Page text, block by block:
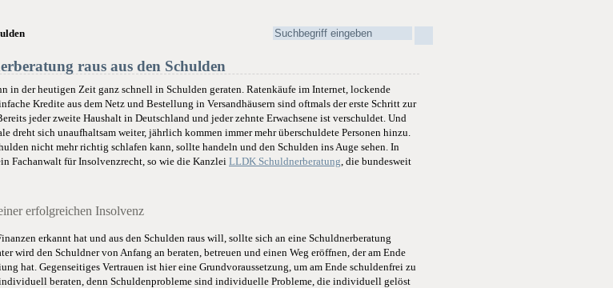
raus aus den Schulden
in der heutigen Zeit ganz schnell in Schulden geraten. Ratenkäufe im Internet, lockende
Kredite aus dem Netz und Bestellung in Versandhäusern sind oftmals der erste Schritt zur
jeder zweite Haushalt in Deutschland und jeder zehnte Erwachsene ist verschuldet. Und
dreht sich unaufhaltsam weiter, jährlich kommen immer mehr überschuldete Personen hinzu.
nicht mehr richtig schlafen kann, sollte handeln und den Schulden ins Auge sehen. In
Fachanwalt für Insolvenzrecht, so wie die Kanzlei LLDK Schuldnerberatung, die bundesweit
erfolgreichen Insolvenz
erkannt hat und aus den Schulden raus will, sollte sich an eine Schuldnerberatung
wird den Schuldner von Anfang an beraten, betreuen und einen Weg eröffnen, der am Ende
hat. Gegenseitiges Vertrauen ist hier eine Grundvoraussetzung, um am Ende schuldenfrei zu
beraten, denn Schuldenprobleme sind individuelle Probleme, die individuell gelöst